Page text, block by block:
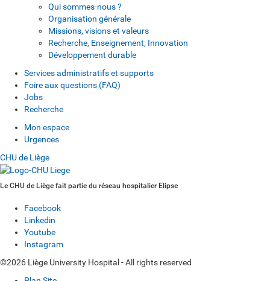
Qui sommes-nous ?
Organisation générale
Missions, visions et valeurs
Recherche, Enseignement, Innovation
Développement durable
Services administratifs et supports
Foire aux questions (FAQ)
Jobs
Recherche
Mon espace
Urgences
CHU de Liège
Le CHU de Liège fait partie du réseau hospitalier Elipse
Facebook
Linkedin
Youtube
Instagram
©2026 Liège University Hospital - All rights reserved